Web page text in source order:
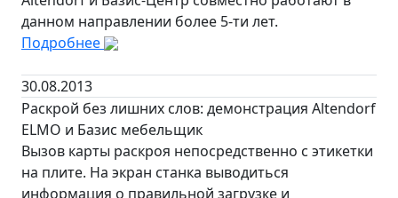
данном направлении более 5-ти лет.
Подробнее
30.08.2013
Раскрой без лишних слов: демонстрация Altendorf
ELMO и Базис мебельщик
Вызов карты раскроя непосредственно с этикетки
на плите. На экран станка выводиться
информация о правильной загрузке и